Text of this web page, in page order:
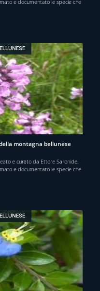
e documentato le specie che
montagna bellunese
e curato da Ettore Saronide.
e documentato le specie che